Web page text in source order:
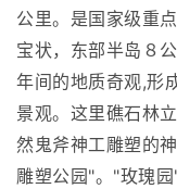
公里。是国家级重
宝状，东部半岛８
年间的地质奇观,形
景观。这里礁石林
然鬼斧神工雕塑的
雕塑公园"。"玫瑰